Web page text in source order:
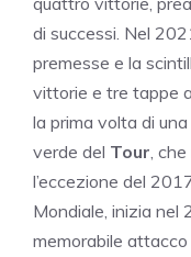
di successi. Nel
premesse e la
vittorie e tre tappe
la prima volta di
verde del Tour ,
l’eccezione del
Mondiale, inizia nel
memorabile attacco